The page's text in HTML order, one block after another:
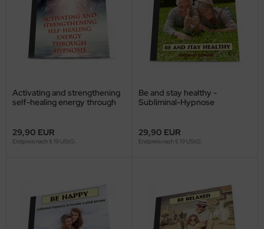
Activating and strengthening
self-healing energy through
29,90 EUR
Endpreis nach § 19 UStG.
Be and stay healthy -
Subliminal-Hypnose
29,90 EUR
Endpreis nach § 19 UStG.